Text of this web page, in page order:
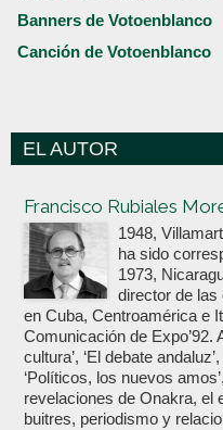
Banners de Votoenblanco
Canción de Votoenblanco
EL AUTOR
Francisco Rubiales
1948,
ha sido
1973,
director de las
en Cuba, Centroamérica e
Comunicación de Expo’92.
cultura’, ‘El debate
‘Políticos, los nuevos
revelaciones de Onakra, el
buitres, periodismo y